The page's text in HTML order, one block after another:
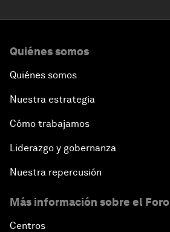
Quiénes somos
Quiénes somos
Nuestra estrategia
Cómo trabajamos
Liderazgo y gobernanza
Nuestra repercusión
Más información sobre el Foro
Centros